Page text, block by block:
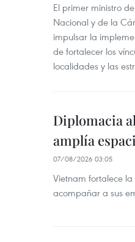
El primer ministro
Nacional y de la
impulsar la
de fortalecer los
localidades y las
Diplomacia
amplía
07/08/2026 03:05
Vietnam fortalece
acompañar a sus